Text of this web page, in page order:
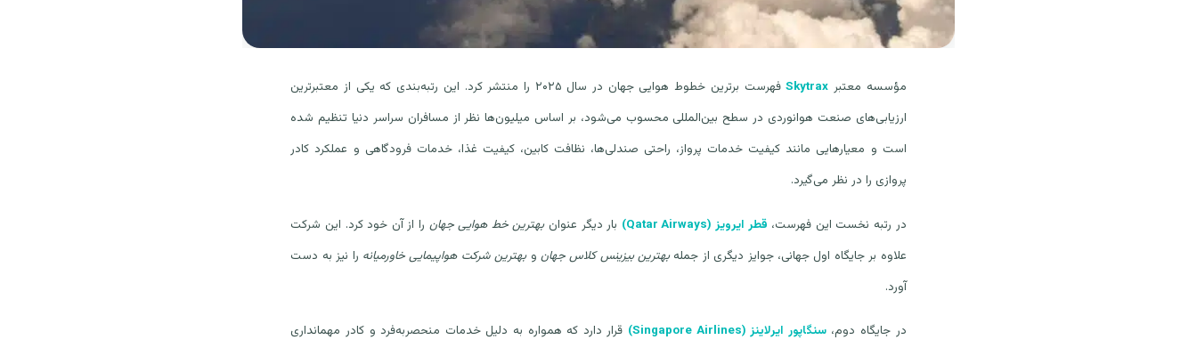
مؤسسه معتبر Skytrax
فهرست برترین خطوط هوایی جهان در سال ۲۰۲۵ را منتشر کرد. این رتبه‌بندی که یکی از معتبرترین
ارزیابی‌های صنعت هوانوردی در سطح بین‌المللی محسوب می‌شود، بر اساس میلیون‌ها نظر از مسافران سراسر دنیا تنظیم شده
است و معیارهایی مانند کیفیت خدمات پرواز، راحتی صندلی‌ها، نظافت کابین، کیفیت غذا، خدمات فرودگاهی و عملکرد کادر
پروازی را در نظر می‌گیرد.
در رتبه نخست این فهرست، قطر ایرویز(Qatar Airways) بار دیگر عنوانبهترین خط هوایی جهان را از آن خود کرد. این شرکت
علاوه بر جایگاه اول جهانی، جوایز دیگری از جملهبهترین بیزینس کلاس جهان وبهترین شرکت هواپیمایی خاورمیانه را نیز به دست
آورد.
در جایگاه دوم،سنگاپور ایرلاینز(Singapore Airlines)
قرار دارد که همواره به دلیل خدمات منحصربه‌فرد و کادر مهمانداری